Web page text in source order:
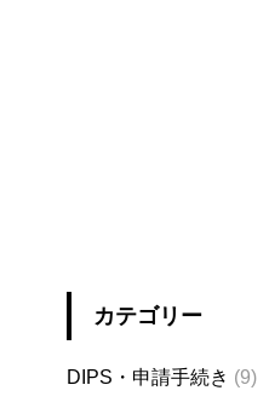
カテゴリー
DIPS・申請手続き (9)